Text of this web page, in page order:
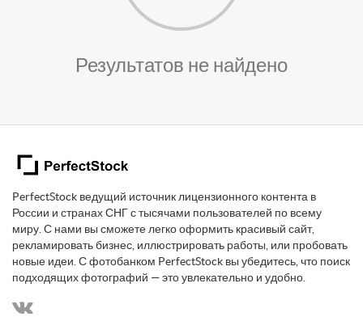
Результатов не найдено
PerfectStock ведущий источник лицензионного контента в
России и странах СНГ с тысячами пользователей по всему
миру. С нами вы сможете легко оформить красивый сайт,
рекламировать бизнес, иллюстрировать работы, или пробовать
новые идеи. С фотобанком PerfectStock вы убедитесь, что поиск
подходящих фотографий — это увлекательно и удобно.